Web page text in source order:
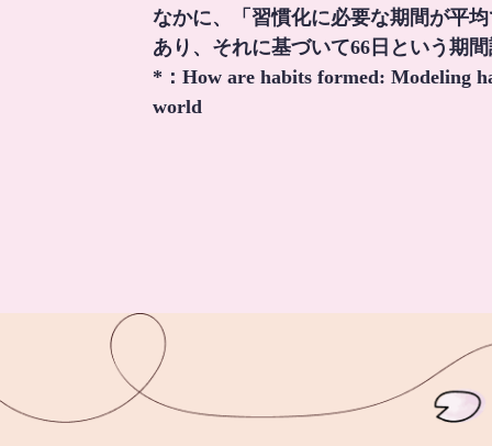
なかに、「習慣化に必要な期間が平
あり、それに基づいて66日という期
*：How are habits formed: Modeling
world